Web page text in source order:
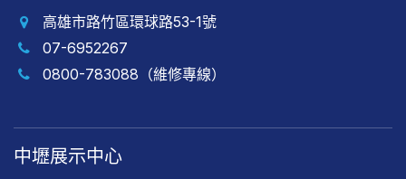
高雄市路竹區環球路53-1號
07-6952267
0800-783088（維修專線）
中壢展示中心